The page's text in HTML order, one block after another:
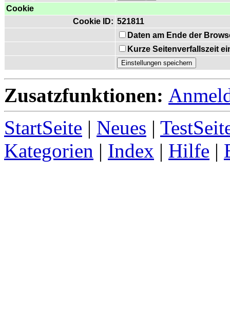
Cookie
Cookie ID: 521811
Daten am Ende der
Kurze Seitenverfallszeit
Zusatzfunktionen:
StartSeite | Neues |
Kategorien | Index | Hilfe |